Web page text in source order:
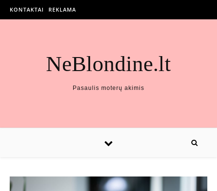
KONTAKTAI REKLAMA
NeBlondine.lt
Pasaulis moterų akimis